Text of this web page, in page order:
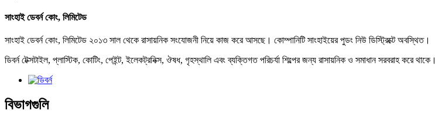
সাংহাই ডেবর্ন কোং, লিমিটেড
সাংহাই ডেবর্ন কোং, লিমিটেড ২০১৩ সাল থেকে রাসায়নিক সংযোজনী নিয়ে কাজ করে আসছে। কোম্পানিটি সাংহাইয়ের পুডং নিউ ডিস্ট্রিক্টে অবস্থিত।
ডিবর্ন টেক্সটাইল, প্লাস্টিক, কোটিং, পেইন্ট, ইলেকট্রনিক্স, ঔষধ, গৃহস্থালি এবং ব্যক্তিগত পরিচর্যা শিল্পের জন্য রাসায়নিক ও সমাধান সরবরাহ করে থাকে।
বিভাগগুলি